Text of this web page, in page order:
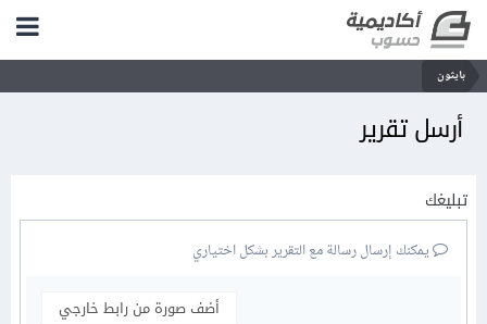
بايثون
أرسل تقرير
تبليغك
يمكنك إرسال رسالة مع التقرير بشكل اختياري
أضف صورة من رابط خارجي